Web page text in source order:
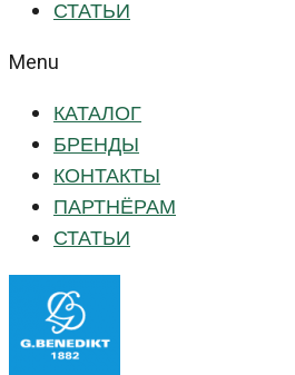
СТАТЬИ
Menu
КАТАЛОГ
БРЕНДЫ
КОНТАКТЫ
ПАРТНЁРАМ
СТАТЬИ